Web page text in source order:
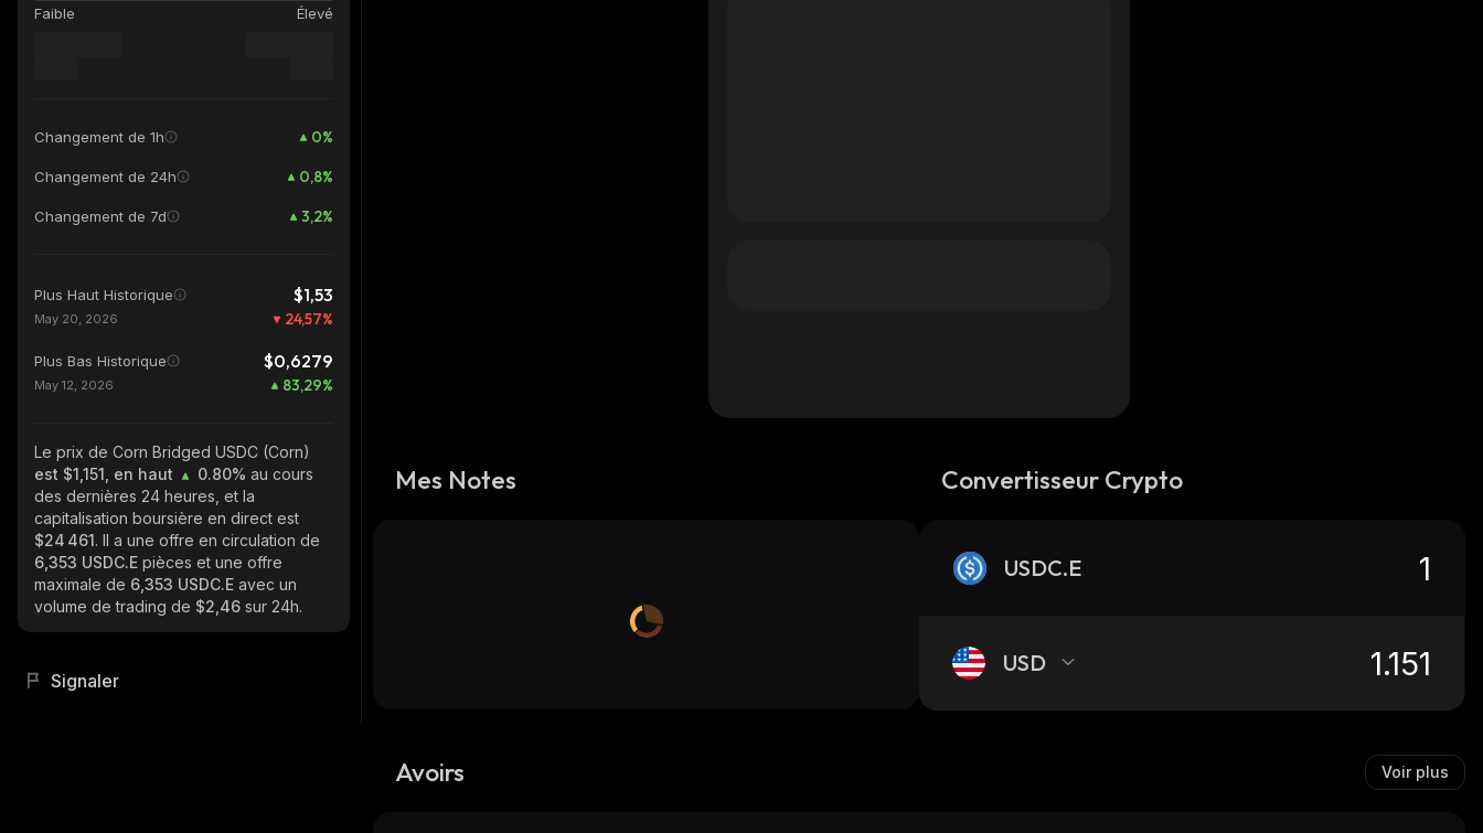
Faible Élevé
Changement de 1h 0%
Changement de 24h 0,8%
Changement de 7d 3,2%
Plus Haut Historique $1,53
May 20, 2026 24,57%
Plus Bas Historique $0,6279
May 12, 2026 83,29%
Le prix de Corn Bridged USDC (Corn)
est $1,151, en haut
0.80% au cours
des dernières 24 heures, et la
capitalisation boursière en direct est
$24 461. Il a une offre en circulation de
6,353 USDC.E pièces et une offre
maximale de 6,353 USDC.E avec un
volume de trading de $2,46 sur 24h.
Signaler
Mes Notes Convertisseur Crypto
USDC.E
USD
Avoirs Voir plus